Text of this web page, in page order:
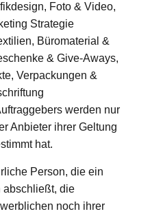
Foto & Video,
Strategie
Büromaterial &
& Give-Aways,
Verpackungen &
werden nur
Anbieter ihrer Geltung
hat.
Person, die ein
abschließt, die
noch ihrer